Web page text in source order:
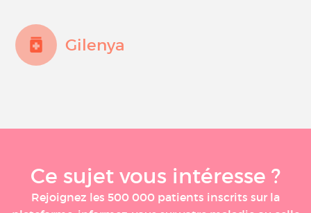
Gilenya
Ce sujet vous intéresse ?
Rejoignez les 500 000 patients inscrits sur la